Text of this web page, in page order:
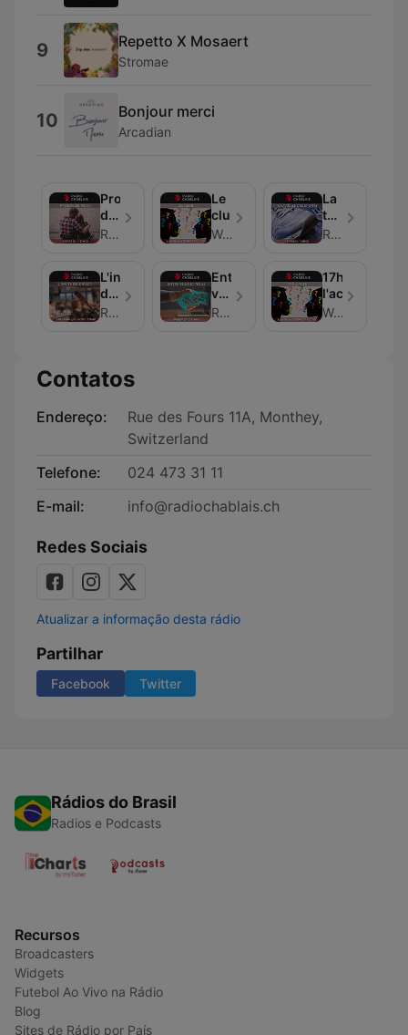
9 Repetto X Mosaert
Stromae
10 Bonjour merci
Arcadian
Proche
de
nous
Radio Chablais
Le
club
Webmaster
La
tablée
desRadio Chablais
L'invité
du
direct
Radio Chablais
Entre
vous
etRadio Chablais
17h
l'actu
Webmaster
Contatos
Endereço:
Rue des Fours 11A, Monthey,
Switzerland
Telefone:
024 473 31 11
E-mail:
info@radiochablais.ch
Redes Sociais
Atualizar a informação desta rádio
Partilhar
Facebook Twitter
Rádios do Brasil
Radios e Podcasts
Recursos
Broadcasters
Widgets
Futebol Ao Vivo na Rádio
Blog
Sites de Rádio por País